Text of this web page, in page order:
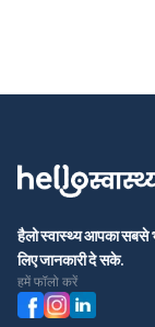
हैलो स्वास्थ्य आपका सबसे
लिए जानकारी दे सके.
हमें फॉलो करें